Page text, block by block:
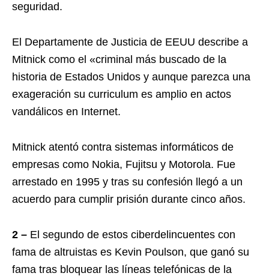
seguridad.
El Departamente de Justicia de EEUU describe a
Mitnick como el «criminal más buscado de la
historia de Estados Unidos y aunque parezca una
exageración su curriculum es amplio en actos
vandálicos en Internet.
Mitnick atentó contra sistemas informáticos de
empresas como Nokia, Fujitsu y Motorola. Fue
arrestado en 1995 y tras su confesión llegó a un
acuerdo para cumplir prisión durante cinco años.
2 – El segundo de estos ciberdelincuentes con
fama de altruistas es Kevin Poulson, que ganó su
fama tras bloquear las líneas telefónicas de la